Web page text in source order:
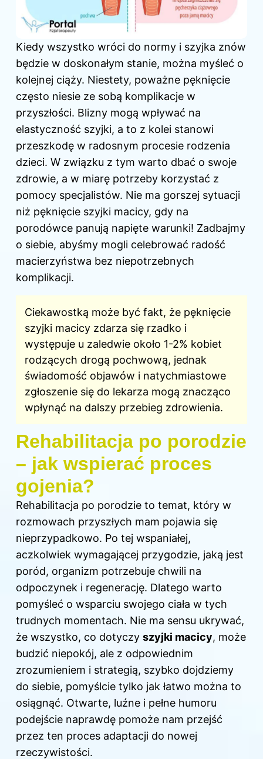
Kiedy wszystko wróci do normy i szyjka znów
będzie w doskonałym stanie, można myśleć o
kolejnej ciąży. Niestety, poważne pęknięcie
często niesie ze sobą komplikacje w
przyszłości. Blizny mogą wpływać na
elastyczność szyjki, a to z kolei stanowi
przeszkodę w radosnym procesie rodzenia
dzieci. W związku z tym warto dbać o swoje
zdrowie, a w miarę potrzeby korzystać z
pomocy specjalistów. Nie ma gorszej sytuacji
niż pęknięcie szyjki macicy, gdy na
porodówce panują napięte warunki! Zadbajmy
o siebie, abyśmy mogli celebrować radość
macierzyństwa bez niepotrzebnych
komplikacji.
Ciekawostką może być fakt, że pęknięcie
szyjki macicy zdarza się rzadko i
występuje u zaledwie około 1-2% kobiet
rodzących drogą pochwową, jednak
świadomość objawów i natychmiastowe
zgłoszenie się do lekarza mogą znacząco
wpłynąć na dalszy przebieg zdrowienia.
Rehabilitacja po porodzie
– jak wspierać proces
gojenia?
Rehabilitacja po porodzie to temat, który w
rozmowach przyszłych mam pojawia się
nieprzypadkowo. Po tej wspaniałej,
aczkolwiek wymagającej przygodzie, jaką jest
poród, organizm potrzebuje chwili na
odpoczynek i regenerację. Dlatego warto
pomyśleć o wsparciu swojego ciała w tych
trudnych momentach. Nie ma sensu ukrywać,
że wszystko, co dotyczy szyjki macicy, może
budzić niepokój, ale z odpowiednim
zrozumieniem i strategią, szybko dojdziemy
do siebie, pomyślcie tylko jak łatwo można to
osiągnąć. Otwarte, luźne i pełne humoru
podejście naprawdę pomoże nam przejść
przez ten proces adaptacji do nowej
rzeczywistości.